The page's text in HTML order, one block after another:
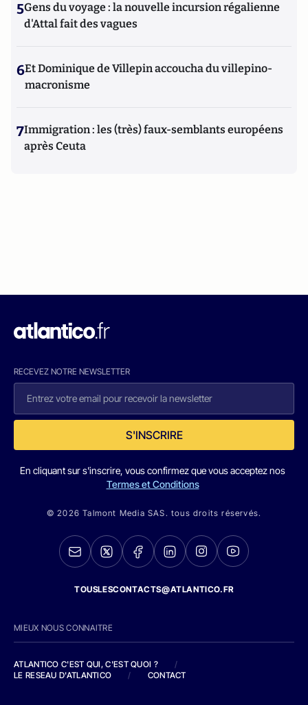
5Gens du voyage : la nouvelle incursion régalienne
d'Attal fait des vagues
6Et Dominique de Villepin accoucha du villepino-
macronisme
7Immigration : les (très) faux-semblants européens
après Ceuta
RECEVEZ NOTRE NEWSLETTER
S'INSCRIRE
En cliquant sur s'inscrire, vous confirmez que vous acceptez nos
Termes et Conditions
© 2026 Talmont Media SAS. tous droits réservés.
TOUSLESCONTACTS@ATLANTICO.FR
MIEUX NOUS CONNAITRE
ATLANTICO C'EST QUI, C'EST QUOI ?
/
LE RESEAU D'ATLANTICO
/ CONTACT